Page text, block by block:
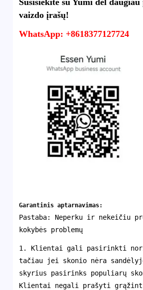
vaizdo įrašų!
WhatsApp: +8618377127724
Garantinis aptarnavimas:
Pastaba: Neperku ir nekeičiu
kokybės problemų
1. Klientai gali pasirinkti
tačiau jei skonio nėra
skyrius pasirinks populiarų
Klientai negali prašyti